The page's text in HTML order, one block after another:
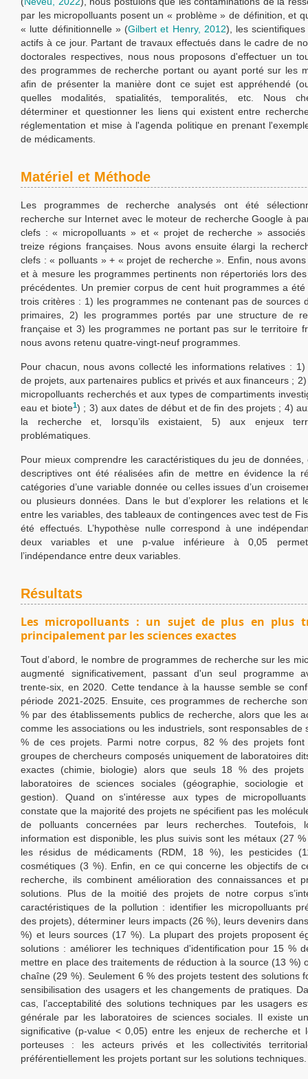
par les micropolluants posent un « problème » de définition, et
« lutte définitionnelle » (Gilbert et Henry, 2012), les
actifs à ce jour. Partant de travaux effectués dans le cadre de
doctorales respectives, nous nous proposons d'effectuer un
des programmes de recherche portant ou ayant porté sur les
afin de présenter la manière dont ce sujet est appréhendé
quelles modalités, spatialités, temporalités, etc. Nous
déterminer et questionner les liens qui existent entre
réglementation et mise à l'agenda politique en prenant
de médicaments.
Matériel et Méthode
Les programmes de recherche analysés ont été
recherche sur Internet avec le moteur de recherche Google à
clefs : « micropolluants » et « projet de recherche »
treize régions françaises. Nous avons ensuite élargi la
clefs : « polluants » + « projet de recherche ». Enfin, nous
et à mesure les programmes pertinents non répertoriés lors
précédentes. Un premier corpus de cent huit programmes a
trois critères : 1) les programmes ne contenant pas de sources
primaires, 2) les programmes portés par une structure de
française et 3) les programmes ne portant pas sur le territoire
nous avons retenu quatre-vingt-neuf programmes.
Pour chacun, nous avons collecté les informations relatives :
de projets, aux partenaires publics et privés et aux financeurs ;
micropolluants recherchés et aux types de compartiments
eau et biote1) ; 3) aux dates de début et de fin des projets ; 4)
la recherche et, lorsqu’ils existaient, 5) aux enjeux
problématiques.
Pour mieux comprendre les caractéristiques du jeu de données,
descriptives ont été réalisées afin de mettre en évidence la
catégories d’une variable donnée ou celles issues d’un
ou plusieurs données. Dans le but d’explorer les relations et
entre les variables, des tableaux de contingences avec test de
été effectués. L’hypothèse nulle correspond à une
deux variables et une p-value inférieure à 0,05
l’indépendance entre deux variables.
Résultats
Les micropolluants : un sujet de plus en plus
principalement par les sciences exactes
Tout d’abord, le nombre de programmes de recherche sur les
augmenté significativement, passant d'un seul programme
trente-six, en 2020. Cette tendance à la hausse semble se
période 2021-2025. Ensuite, ces programmes de recherche
% par des établissements publics de recherche, alors que les
comme les associations ou les industriels, sont responsables de
% de ces projets. Parmi notre corpus, 82 % des projets
groupes de chercheurs composés uniquement de laboratoires
exactes (chimie, biologie) alors que seuls 18 % des projets
laboratoires de sciences sociales (géographie, sociologie
gestion). Quand on s'intéresse aux types de
constate que la majorité des projets ne spécifient pas les
de polluants concernées par leurs recherches. Toutefois,
information est disponible, les plus suivis sont les métaux (27
les résidus de médicaments (RDM, 18 %), les pesticides
cosmétiques (3 %). Enfin, en ce qui concerne les objectifs de
recherche, ils combinent amélioration des connaissances et
solutions. Plus de la moitié des projets de notre corpus
caractéristiques de la pollution : identifier les micropolluants
des projets), déterminer leurs impacts (26 %), leurs devenirs
%) et leurs sources (17 %). La plupart des projets proposent
solutions : améliorer les techniques d'identification pour 15 %
mettre en place des traitements de réduction à la source (13 %)
chaîne (29 %). Seulement 6 % des projets testent des solutions
sensibilisation des usagers et les changements de pratiques.
cas, l’acceptabilité des solutions techniques par les usagers
générale par les laboratoires de sciences sociales. Il existe
significative (p-value < 0,05) entre les enjeux de recherche et
porteuses : les acteurs privés et les collectivités
préférentiellement les projets portant sur les solutions techniques.